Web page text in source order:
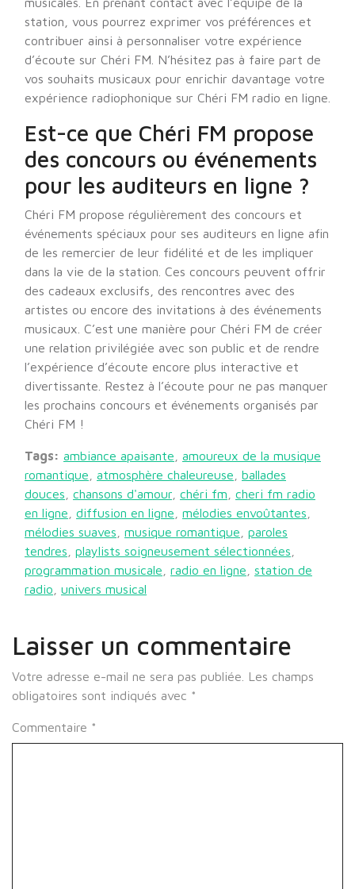
station, vous pourrez exprimer vos préférences et
contribuer ainsi à personnaliser votre expérience
d’écoute sur Chéri FM. N’hésitez pas à faire part de
vos souhaits musicaux pour enrichir davantage votre
expérience radiophonique sur Chéri FM radio en ligne.
Est-ce que Chéri FM propose
des concours ou événements
pour les auditeurs en ligne ?
Chéri FM propose régulièrement des concours et
événements spéciaux pour ses auditeurs en ligne afin
de les remercier de leur fidélité et de les impliquer
dans la vie de la station. Ces concours peuvent offrir
des cadeaux exclusifs, des rencontres avec des
artistes ou encore des invitations à des événements
musicaux. C’est une manière pour Chéri FM de créer
une relation privilégiée avec son public et de rendre
l’expérience d’écoute encore plus interactive et
divertissante. Restez à l’écoute pour ne pas manquer
les prochains concours et événements organisés par
Chéri FM !
Tags: ambiance apaisante
amoureux de la musique
romantique
atmosphère chaleureuse
ballades
douces
chansons d'amour chéri fm
cheri fm radio
en ligne
diffusion en ligne mélodies envoûtantes
mélodies suaves
musique romantique
paroles
tendres
playlists soigneusement sélectionnées
programmation musicale
radio en ligne
station de
radio
univers musical
Laisser un commentaire
Votre adresse e-mail ne sera pas publiée.
Les champs
obligatoires sont indiqués avec *
Commentaire *